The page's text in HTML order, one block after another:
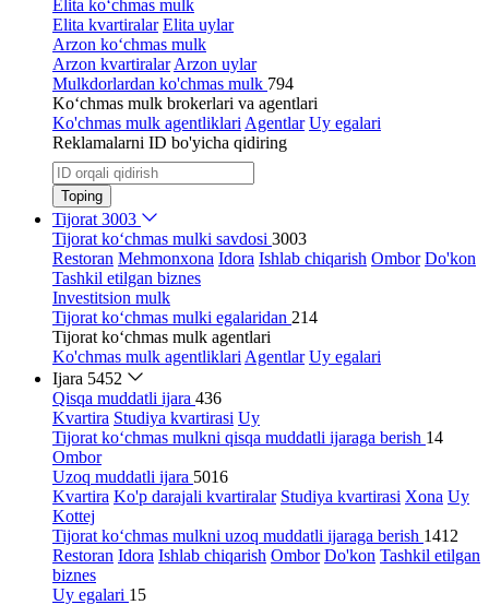
Elita ko‘chmas mulk
Elita kvartiralar Elita uylar
Arzon ko‘chmas mulk
Arzon kvartiralar Arzon uylar
Mulkdorlardan ko'chmas mulk 794
Ko‘chmas mulk brokerlari va agentlari
Ko'chmas mulk agentliklari Agentlar Uy egalari
Reklamalarni ID bo'yicha qidiring
Toping
Tijorat 3003
Tijorat ko‘chmas mulki savdosi 3003
Restoran Mehmonxona Idora Ishlab chiqarish Ombor Do'kon
Tashkil etilgan biznes
Investitsion mulk
Tijorat ko‘chmas mulki egalaridan 214
Tijorat ko‘chmas mulk agentlari
Ko'chmas mulk agentliklari Agentlar Uy egalari
Ijara 5452
Qisqa muddatli ijara 436
Kvartira Studiya kvartirasi Uy
Tijorat ko‘chmas mulkni qisqa muddatli ijaraga berish 14
Ombor
Uzoq muddatli ijara 5016
Kvartira Ko'p darajali kvartiralar Studiya kvartirasi Xona Uy
Kottej
Tijorat ko‘chmas mulkni uzoq muddatli ijaraga berish 1412
Restoran Idora Ishlab chiqarish Ombor Do'kon Tashkil etilgan
biznes
Uy egalari 15